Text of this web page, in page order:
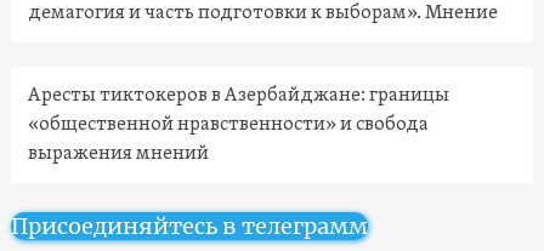
демагогия и часть подготовки к выборам». Мнение
Аресты тиктокеров в Азербайджане: границы
«общественной нравственности» и свобода
выражения мнений
Присоединяйтесь в телеграмм